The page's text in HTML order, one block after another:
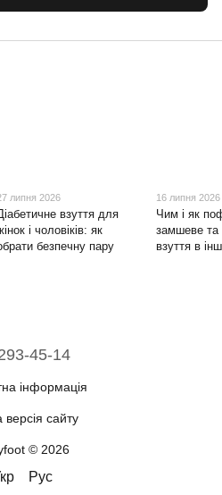
липня 2026
взуття для
і чоловіків: як
безпечну пару
16 липня 2026
Чим і як
замшеве та
взуття в
45-14
інформація
версія сайту
© 2026
Рус